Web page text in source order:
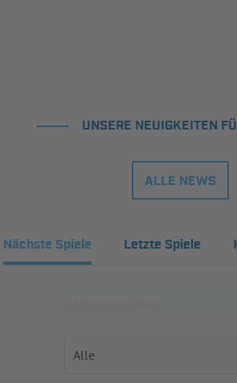
UNSERE NEUIGKEITEN
ALLE NEWS
Nächste Spiele Letzte Spiele